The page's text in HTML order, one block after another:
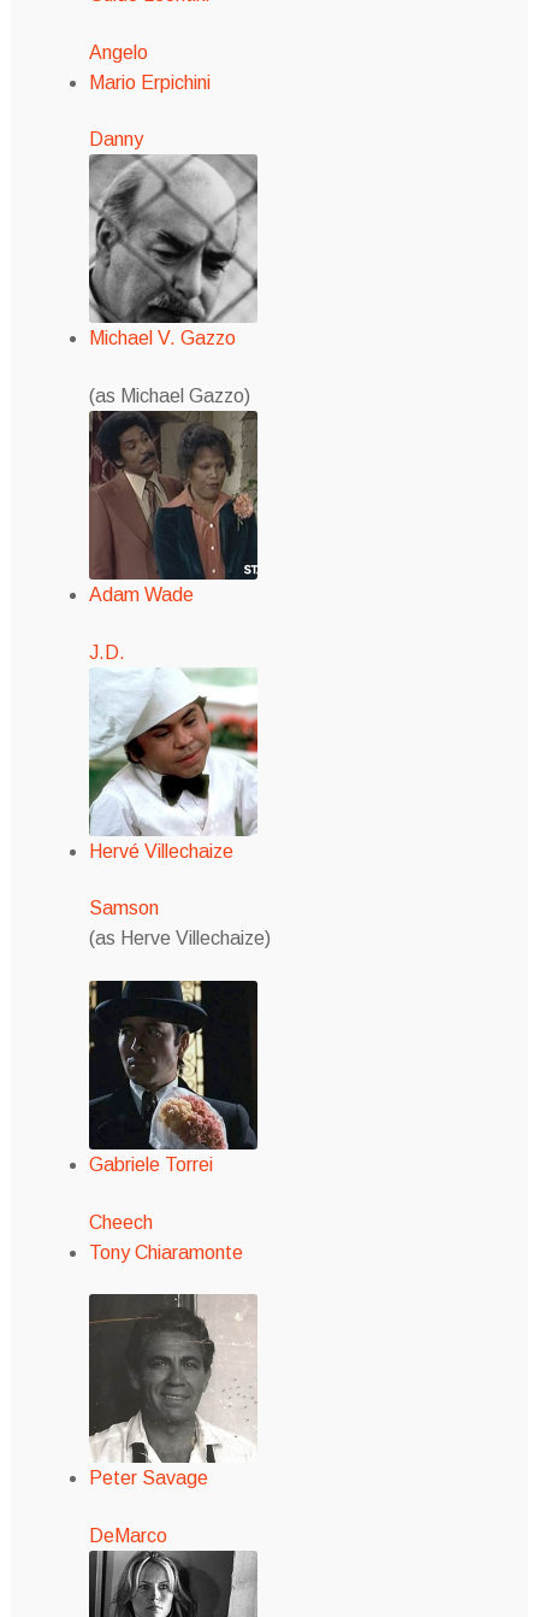
Angelo
Mario Erpichini
Danny
Michael V. Gazzo
(as Michael Gazzo)
Adam Wade
J.D.
Hervé Villechaize
Samson
(as Herve Villechaize)
Gabriele Torrei
Cheech
Tony Chiaramonte
Peter Savage
DeMarco